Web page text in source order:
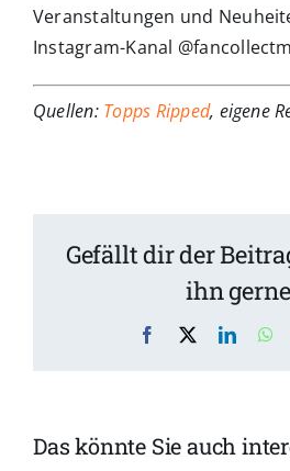
Veranstaltungen und
Instagram-Kanal
Quellen: Topps Ripped, eigene
Gefällt dir der
ihn
Facebook
X
Das könnte Sie auch